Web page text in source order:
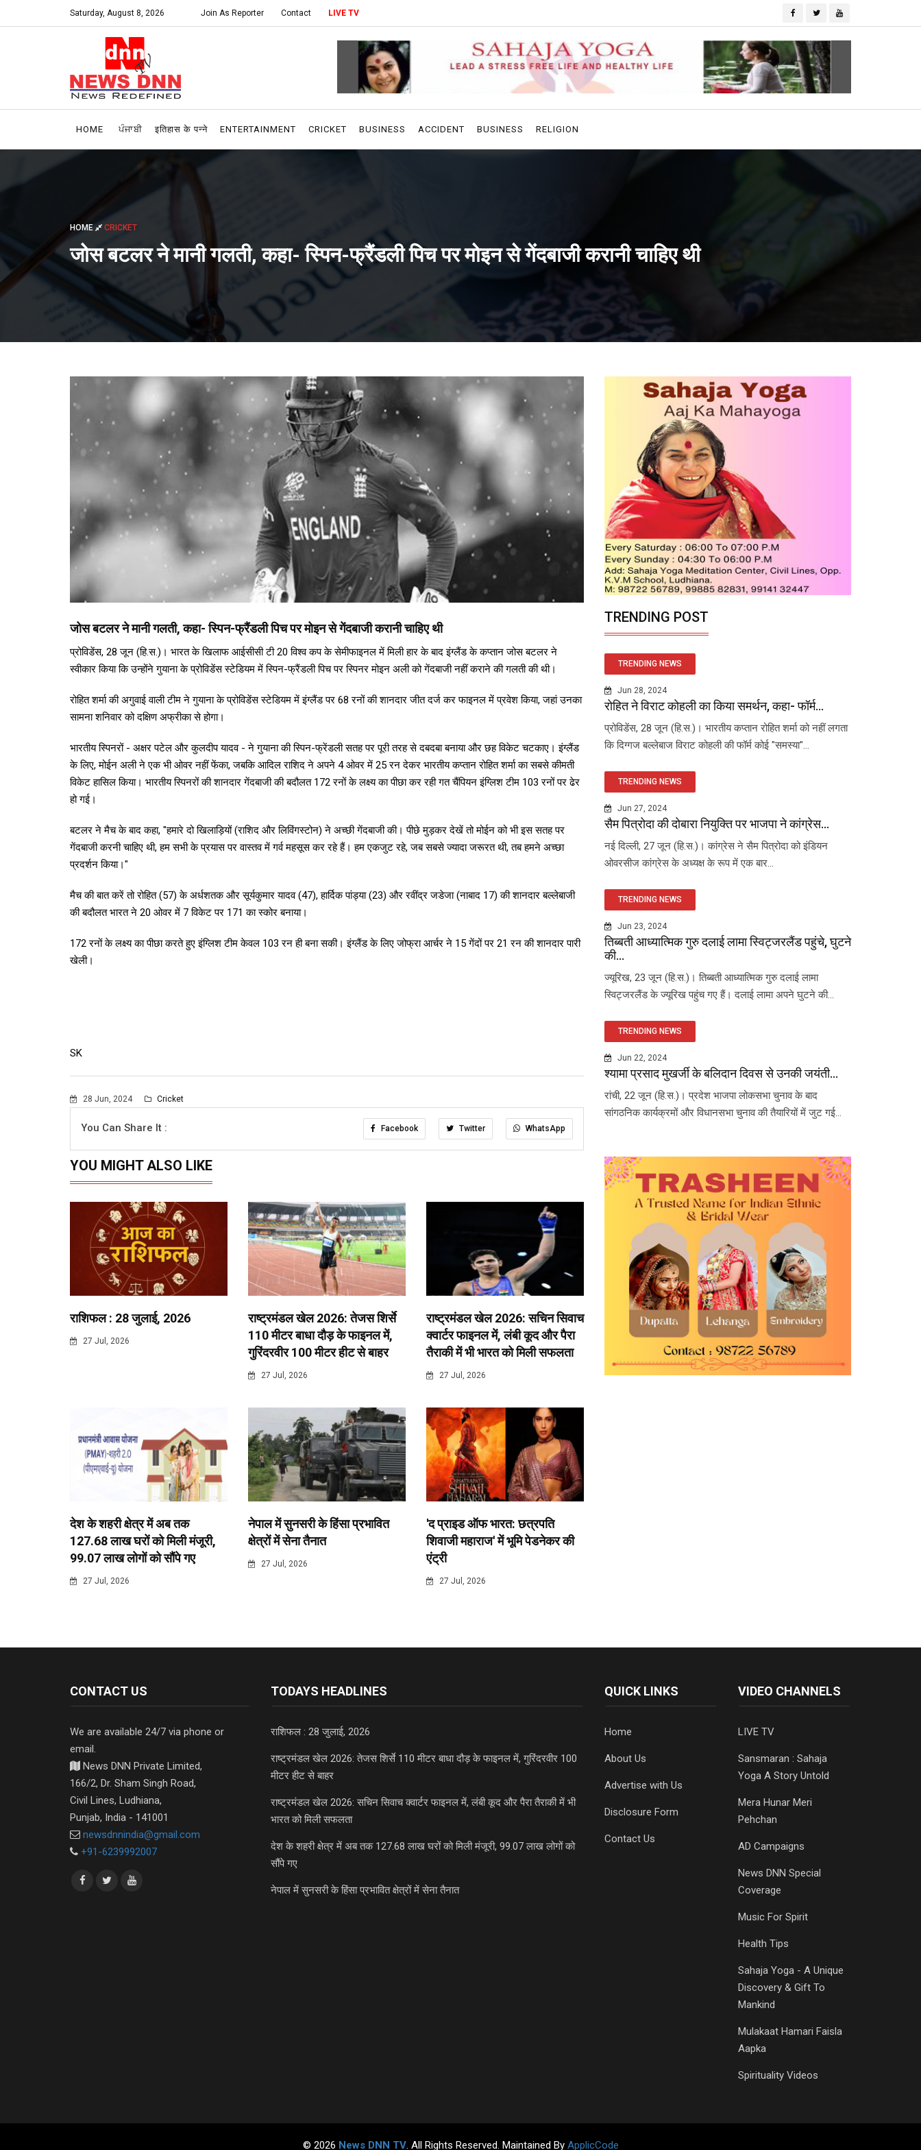
Saturday, August 8, 2026 Join As Reporter Contact LIVE TV
HOME ਪੰਜਾਬੀ इतिहास के पन्ने ENTERTAINMENT CRICKET BUSINESS ACCIDENT BUSINESS RELIGION
HOME CRICKET
जोस बटलर ने मानी गलती, कहा- स्पिन-फ्रैंडली पिच पर मोइन से गेंदबाजी करानी चाहिए थी
जोस बटलर ने मानी गलती, कहा- स्पिन-फ्रैंडली पिच पर मोइन से गेंदबाजी करानी चाहिए थी
प्रोविडेंस, 28 जून (हि.स.)। भारत के खिलाफ आईसीसी टी 20 विश्व कप के सेमीफाइनल में मिली हार के बाद इंग्लैंड के कप्तान जोस बटलर ने
स्वीकार किया कि उन्होंने गुयाना के प्रोविडेंस स्टेडियम में स्पिन-फ्रैंडली पिच पर स्पिनर मोइन अली को गेंदबाजी नहीं कराने की गलती की थी।
रोहित शर्मा की अगुवाई वाली टीम ने गुयाना के प्रोविडेंस स्टेडियम में इंग्लैंड पर 68 रनों की शानदार जीत दर्ज कर फाइनल में प्रवेश किया, जहां उनका
सामना शनिवार को दक्षिण अफ्रीका से होगा।
भारतीय स्पिनरों - अक्षर पटेल और कुलदीप यादव - ने गुयाना की स्पिन-फ्रेंडली सतह पर पूरी तरह से दबदबा बनाया और छह विकेट चटकाए। इंग्लैंड
के लिए, मोईन अली ने एक भी ओवर नहीं फेंका, जबकि आदिल राशिद ने अपने 4 ओवर में 25 रन देकर भारतीय कप्तान रोहित शर्मा का सबसे कीमती
विकेट हासिल किया। भारतीय स्पिनरों की शानदार गेंदबाजी की बदौलत 172 रनों के लक्ष्य का पीछा कर रही गत चैंपियन इंग्लिश टीम 103 रनों पर ढेर
हो गई।
बटलर ने मैच के बाद कहा, "हमारे दो खिलाड़ियों (राशिद और लिविंगस्टोन) ने अच्छी गेंदबाजी की। पीछे मुड़कर देखें तो मोईन को भी इस सतह पर
गेंदबाजी करनी चाहिए थी, हम सभी के प्रयास पर वास्तव में गर्व महसूस कर रहे हैं। हम एकजुट रहे, जब सबसे ज्यादा जरूरत थी, तब हमने अच्छा
प्रदर्शन किया।"
मैच की बात करें तो रोहित (57) के अर्धशतक और सूर्यकुमार यादव (47), हार्दिक पांड्या (23) और रवींद्र जडेजा (नाबाद 17) की शानदार बल्लेबाजी
की बदौलत भारत ने 20 ओवर में 7 विकेट पर 171 का स्कोर बनाया।
172 रनों के लक्ष्य का पीछा करते हुए इंग्लिश टीम केवल 103 रन ही बना सकी। इंग्लैंड के लिए जोफ्रा आर्चर ने 15 गेंदों पर 21 रन की शानदार पारी
खेली।
SK
28 Jun, 2024 Cricket
You Can Share It : Facebook Twitter WhatsApp
YOU MIGHT ALSO LIKE
राशिफल : 28 जुलाई, 2026
27 Jul, 2026
राष्ट्रमंडल खेल 2026: तेजस शिर्से
110 मीटर बाधा दौड़ के फाइनल में,
गुरिंदरवीर 100 मीटर हीट से बाहर
27 Jul, 2026
राष्ट्रमंडल खेल 2026: सचिन सिवाच
क्वार्टर फाइनल में, लंबी कूद और पैरा
तैराकी में भी भारत को मिली सफलता
27 Jul, 2026
देश के शहरी क्षेत्र में अब तक
127.68 लाख घरों को मिली मंजूरी,
99.07 लाख लोगों को सौंपे गए
27 Jul, 2026
नेपाल में सुनसरी के हिंसा प्रभावित
क्षेत्रों में सेना तैनात
27 Jul, 2026
'द प्राइड ऑफ भारत: छत्रपति
शिवाजी महाराज' में भूमि पेडनेकर की
एंट्री
27 Jul, 2026
TRENDING POST
TRENDING NEWS
Jun 28, 2024
रोहित ने विराट कोहली का किया समर्थन, कहा- फॉर्म...
प्रोविडेंस, 28 जून (हि.स.)। भारतीय कप्तान रोहित शर्मा को नहीं लगता
कि दिग्गज बल्लेबाज विराट कोहली की फॉर्म कोई "समस्या"...
TRENDING NEWS
Jun 27, 2024
सैम पित्रोदा की दोबारा नियुक्ति पर भाजपा ने कांग्रेस...
नई दिल्ली, 27 जून (हि.स.)। कांग्रेस ने सैम पित्रोदा को इंडियन
ओवरसीज कांग्रेस के अध्यक्ष के रूप में एक बार...
TRENDING NEWS
Jun 23, 2024
तिब्बती आध्यात्मिक गुरु दलाई लामा स्विट्जरलैंड पहुंचे, घुटने
की...
ज्यूरिख, 23 जून (हि.स.)। तिब्बती आध्यात्मिक गुरु दलाई लामा
स्विट्जरलैंड के ज्यूरिख पहुंच गए हैं। दलाई लामा अपने घुटने की...
TRENDING NEWS
Jun 22, 2024
श्यामा प्रसाद मुखर्जी के बलिदान दिवस से उनकी जयंती...
रांची, 22 जून (हि.स.)। प्रदेश भाजपा लोकसभा चुनाव के बाद
सांगठनिक कार्यक्रमों और विधानसभा चुनाव की तैयारियों में जुट गई...
CONTACT US
We are available 24/7 via phone or
email.
News DNN Private Limited,
166/2, Dr. Sham Singh Road,
Civil Lines, Ludhiana,
Punjab, India - 141001
newsdnnindia@gmail.com
+91-6239992007
TODAYS HEADLINES
राशिफल : 28 जुलाई, 2026
राष्ट्रमंडल खेल 2026: तेजस शिर्से 110 मीटर बाधा दौड़ के फाइनल में, गुरिंदरवीर 100
मीटर हीट से बाहर
राष्ट्रमंडल खेल 2026: सचिन सिवाच क्वार्टर फाइनल में, लंबी कूद और पैरा तैराकी में भी
भारत को मिली सफलता
देश के शहरी क्षेत्र में अब तक 127.68 लाख घरों को मिली मंजूरी, 99.07 लाख लोगों को
सौंपे गए
नेपाल में सुनसरी के हिंसा प्रभावित क्षेत्रों में सेना तैनात
QUICK LINKS
Home
About Us
Advertise with Us
Disclosure Form
Contact Us
VIDEO CHANNELS
LIVE TV
Sansmaran : Sahaja
Yoga A Story Untold
Mera Hunar Meri
Pehchan
AD Campaigns
News DNN Special
Coverage
Music For Spirit
Health Tips
Sahaja Yoga - A Unique
Discovery & Gift To
Mankind
Mulakaat Hamari Faisla
Aapka
Spirituality Videos
© 2026 News DNN TV. All Rights Reserved. Maintained By ApplicCode